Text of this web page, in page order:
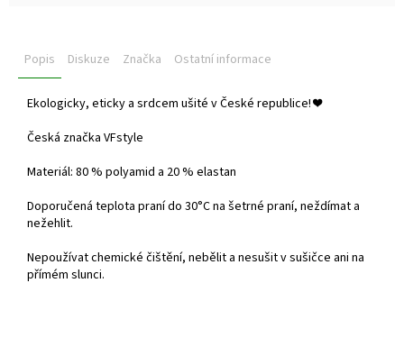
Popis Diskuze Značka Ostatní informace
Ekologicky, eticky a srdcem ušité v České republice!❤️
Česká značka VFstyle
Materiál: 80 % polyamid a 20 % elastan
Doporučená teplota praní do 30°C na šetrné praní, neždímat a
nežehlit.
Nepoužívat chemické čištění, nebělit a nesušit v sušičce ani na
přímém slunci.